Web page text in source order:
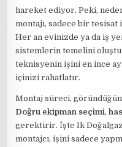
hareket ediyor. Peki,
montajı, sadece bir tesisat
Her an evinizde ya da iş
sistemlerin temelini
teknisyenin işini en ince
içinizi rahatlatır.
Montaj süreci,
Doğru ekipman seçimi,
gerektirir. İşte Ik
montajcı, işini sadece